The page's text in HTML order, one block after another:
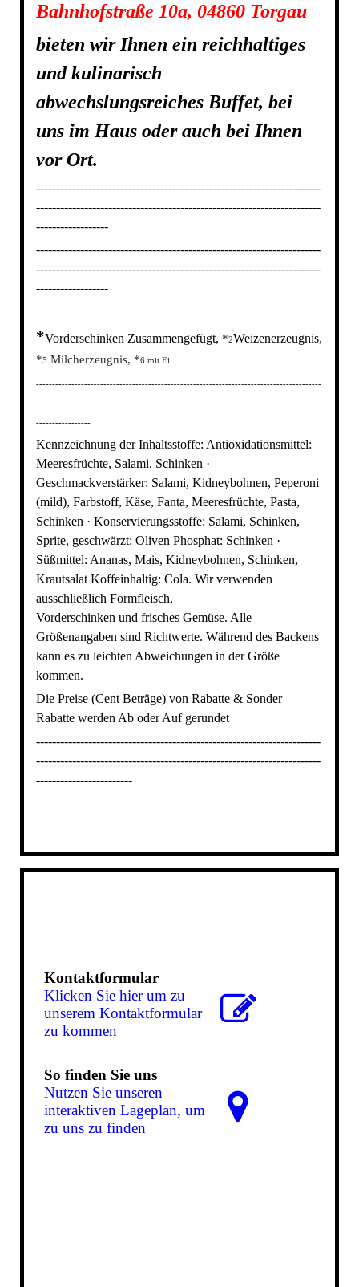
Bahnhofstraße 10a, 04860 Torgau
bieten wir Ihnen ein reichhaltiges
und kulinarisch
abwechslungsreiches Buffet, bei
uns im Haus oder auch bei Ihnen
vor Ort.
-----------------------------------------------------------------------
-----------------------------------------------------------------------
------------------
-----------------------------------------------------------------------
-----------------------------------------------------------------------
------------------
*Vorderschinken Zusammengefügt, *2Weizenerzeugnis,
*5 Milcherzeugnis, *6 mit Ei
-----------------------------------------------------------------------------------------
-----------------------------------------------------------------------------------------
-----------------
Kennzeichnung der Inhaltsstoffe: Antioxidationsmittel:
Meeresfrüchte, Salami, Schinken ·
Geschmackverstärker: Salami, Kidneybohnen, Peperoni
(mild), Farbstoff, Käse, Fanta, Meeresfrüchte, Pasta,
Schinken · Konservierungsstoffe: Salami, Schinken,
Sprite, geschwärzt: Oliven Phosphat: Schinken ·
Süßmittel: Ananas, Mais, Kidneybohnen, Schinken,
Krautsalat Koffeinhaltig: Cola. Wir verwenden
ausschließlich Formfleisch,
Vorderschinken und frisches Gemüse. Alle
Größenangaben sind Richtwerte. Während des Backens
kann es zu leichten Abweichungen in der Größe
kommen.
Die Preise (Cent Beträge) von Rabatte & Sonder
Rabatte werden Ab oder Auf gerundet
-----------------------------------------------------------------------
-----------------------------------------------------------------------
------------------------
Kontaktformular
Klicken Sie hier um zu
unserem Kon­takt­for­mu­lar
zu kommen
So finden Sie uns
Nutzen Sie unseren
interaktiven La­ge­plan, um
zu uns zu finden